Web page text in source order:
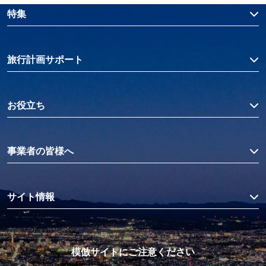
特集
旅行計画サポート
お役立ち
事業者の皆様へ
サイト情報
模倣サイトにご注意ください